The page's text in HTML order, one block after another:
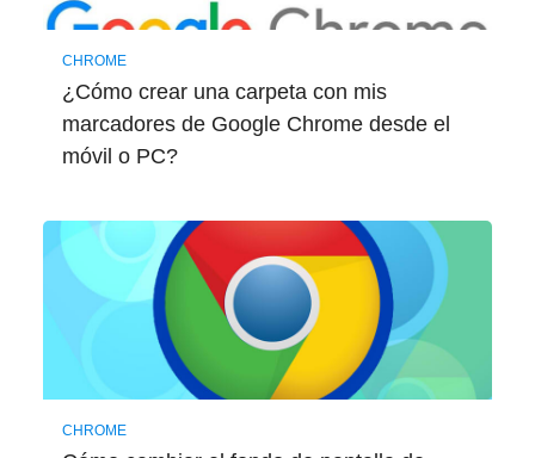
CHROME
¿Cómo crear una carpeta con mis
marcadores de Google Chrome desde el
móvil o PC?
CHROME